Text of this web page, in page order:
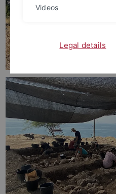
Videos
Legal details